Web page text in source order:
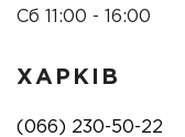
Сб 11:00 - 16:00
ХАРКІВ
(066) 230-50-22